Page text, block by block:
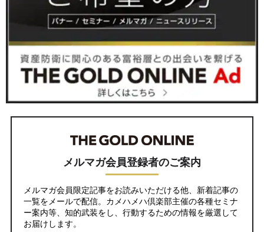
メルマガ会員登録者のご案内
メルマガ会員限定記事をお読みいただける他、新着記事の
一覧をメールで配信。カメハメハ倶楽部主催の各種セミナ
ー案内等、知的武装をし、行動するための情報を厳選して
お届けします。